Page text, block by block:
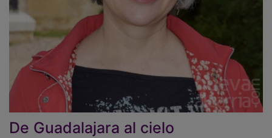
De Guadalajara al cielo